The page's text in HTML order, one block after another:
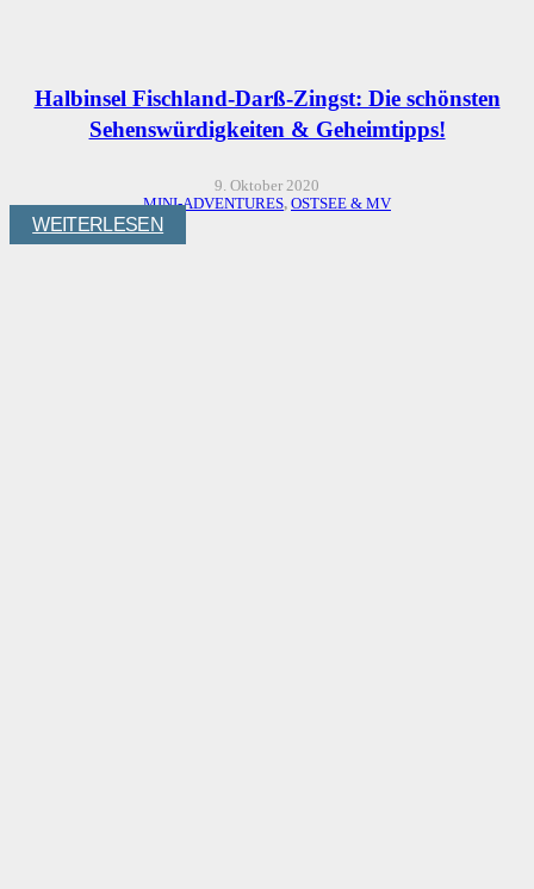
Halbinsel Fischland-Darß-Zingst: Die schönsten
Sehenswürdigkeiten & Geheimtipps!
9. Oktober 2020
MINI-ADVENTURES, OSTSEE & MV
WEITERLESEN